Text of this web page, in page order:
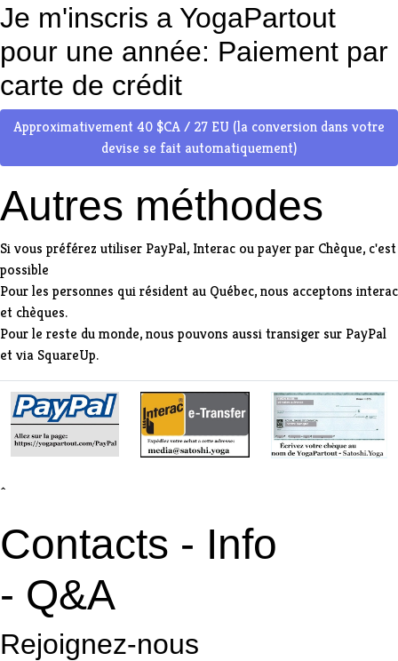
Je m'inscris a YogaPartout
pour une année: Paiement par
carte de crédit
Approximativement 40 $CA / 27 EU (la conversion dans votre
devise se fait automatiquement)
Autres méthodes
Si vous préférez utiliser PayPal, Interac ou payer par Chèque, c'est
possible
Pour les personnes qui résident au Québec, nous acceptons interac
et chèques.
Pour le reste du monde, nous pouvons aussi transiger sur PayPal
et via SquareUp.
^
Contacts - Info
- Q&A
Rejoignez-nous